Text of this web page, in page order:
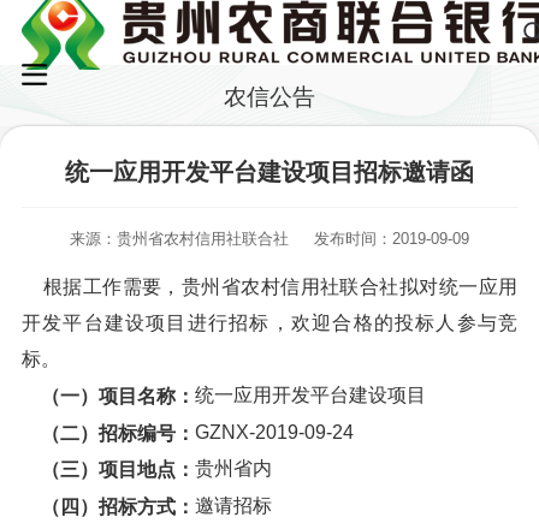
农信公告
统一应用开发平台建设项目招标邀请函
来源：贵州省农村信用社联合社 发布时间：2019-09-09
根据工作需要，贵州省农村信用社联合社拟对统一应用
开发平台建设项目进行招标，欢迎合格的投标人参与竞
标。
（一）项目名称： 统一应用开发平台建设项目
（二）招标编号： GZNX-2019-09-24
（三）项目地点： 贵州省内
（四）招标方式： 邀请招标